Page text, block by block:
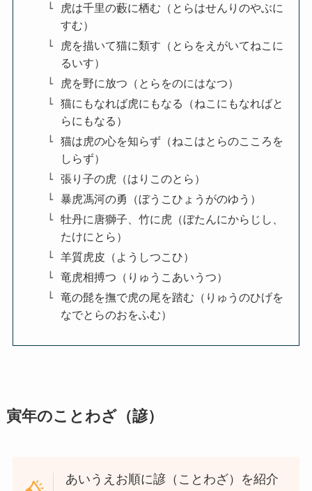
虎は千里の藪に栖む（とらはせんりのやぶに
すむ）
虎を描いて猫に類す（とらをえがいてねこに
るいす）
虎を野に放つ（とらをのにはなつ）
猫にもなれば虎にもなる（ねこにもなればと
らにもなる）
猫は虎の心を知らず（ねこはとらのこころを
しらず）
張り子の虎（はりこのとら）
暴虎馮河の勇（ぼうこひょうがのゆう）
牡丹に唐獅子、竹に虎（ぼたんにからじし、
たけにとら）
羊質虎皮（ようしつこひ）
竜虎相搏つ（りゅうこあいうつ）
竜の髭を撫で虎の尾を踏む（りゅうのひげを
なでとらのおをふむ）
寅年のことわざ（諺）
あいうえお順に諺（ことわざ）を紹介